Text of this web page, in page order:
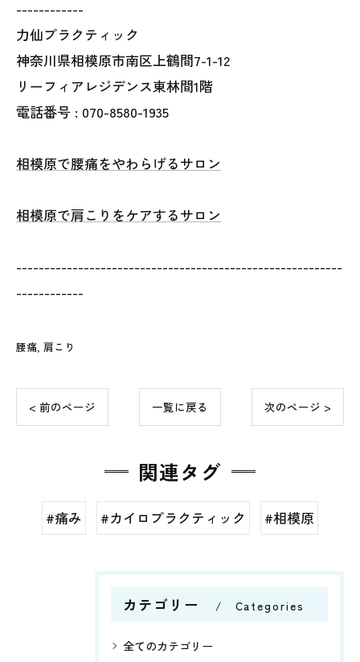
------------
力仙プラクティック
神奈川県相模原市南区上鶴間7-1-12
リーフィアレジデンス東林間1階
電話番号 : 070-8580-1935
相模原で腰痛をやわらげるサロン
相模原で肩こりをケアするサロン
----------------------------------------------------------
------------
腰痛 肩こり
< 前のページ 一覧に戻る 次のページ >
関連タグ
#痛み #カイロプラクティック #相模原
カテゴリー Categories
全てのカテゴリー